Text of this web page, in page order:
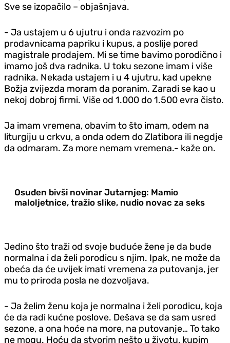
Sve se izopačilo – objašnjava.
- Ja ustajem u 6 ujutru i onda razvozim po
prodavnicama papriku i kupus, a poslije pored
magistrale prodajem. Mi se time bavimo porodično i
imamo još dva radnika. U toku sezone imam i više
radnika. Nekada ustajem i u 4 ujutru, kad upekne
Božja zvijezda moram da poranim. Zaradi se kao u
nekoj dobroj firmi. Više od 1.000 do 1.500 evra čisto.
Ja imam vremena, obavim to što imam, odem na
liturgiju u crkvu, a onda odem do Zlatibora ili negd‌je
da odmaram. Za more nemam vremena.- kaže on.
Osuđen bivši novinar Jutarnjeg: Mamio
maloljetnice, tražio slike, nudio novac za seks
Jedino što traži od svoje buduće žene je da bude
normalna i da želi porodicu s njim. Ipak, ne može da
obeća da će uvijek imati vremena za putovanja, jer
mu to priroda posla ne dozvoljava.
- Ja želim ženu koja je normalna i želi porodicu, koja
će da radi kućne poslove. Dešava se da sam usred
sezone, a ona hoće na more, na putovanje… To tako
ne mogu. Hoću da stvorim nešto u životu, kupim